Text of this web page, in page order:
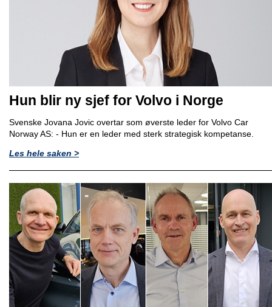
Hun blir ny sjef for Volvo i Norge
Svenske Jovana Jovic overtar som øverste leder for Volvo Car
Norway AS: - Hun er en leder med sterk strategisk kompetanse.
Les hele saken >